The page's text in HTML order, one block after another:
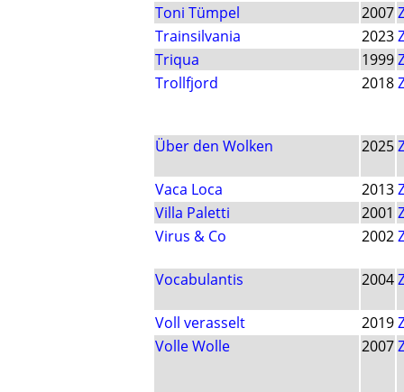
Toni Tümpel
2007
Trainsilvania
2023
Triqua
1999
Trollfjord
2018
Über den Wolken 2025
Vaca Loca 2013
Villa Paletti
2001
Virus & Co
2002
Vocabulantis 2004
Voll verasselt 2019
Volle Wolle
2007